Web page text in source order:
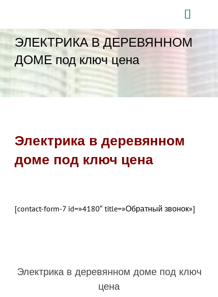
content
Toggle
1-КОМНАТНАЯ
Загородный дом
Новостройка
Контакты
ХИМКИ
ЭЛЕКТРИКА В ДЕРЕВЯННОМ
ДОМЕ под ключ цена
Электрика в деревянном
доме под ключ цена
[contact-form-7 id=»4180″ title=»Обратный звонок»]
Электрика в деревянном доме под ключ
цена